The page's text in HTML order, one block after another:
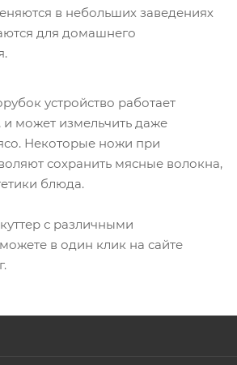
в небольших заведениях
для домашнего
устройство работает
и может измельчить даже
Некоторые ножи при
сохранить мясные волокна,
блюда.
с различными
в один клик на сайте